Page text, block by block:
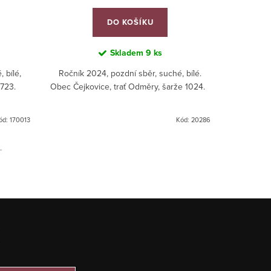
bílé,
170013
DO KOŠÍKU
Skladem 9 ks
Ročník 2024, pozdní sběr, suché, bílé.
Obec Čejkovice, trať Odměry, šarže 1024.
Kód: 20286